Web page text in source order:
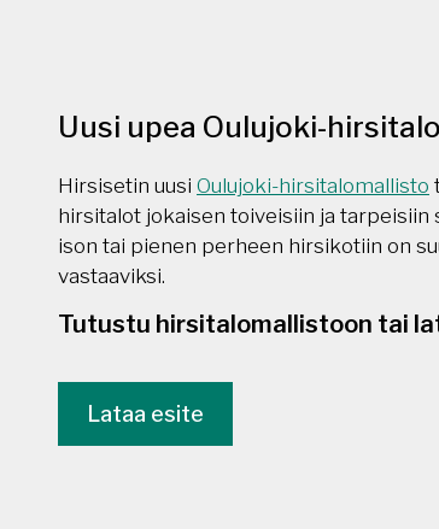
Uusi upea Oulujoki-
Hirsisetin uusi Oulujoki-hirsitalomallisto
hirsitalot jokaisen toiveisiin ja tarpeisiin
ison tai pienen perheen hirsikotiin on
vastaaviksi.
Tutustu hirsitalomallistoon tai
Lataa esite